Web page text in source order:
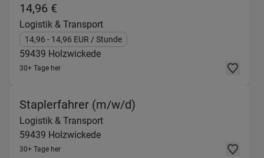
14,96 €
Logistik & Transport
14,96 - 14,96 EUR / Stunde
59439 Holzwickede
30+ Tage her
Staplerfahrer (m/w/d)
Logistik & Transport
59439 Holzwickede
30+ Tage her